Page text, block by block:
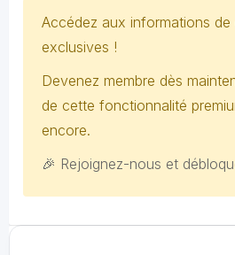
Accédez aux informations
exclusives !
Devenez membre dès
de cette fonctionnalité
encore.
🎉 Rejoignez-nous et